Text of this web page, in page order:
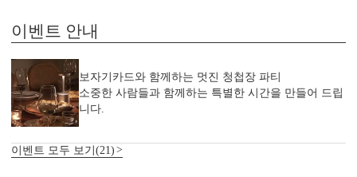
셋이 모이면 10% 추가 할인
이벤트 안내
보자기카드와 함께하는 멋진 청첩장 파티
소중한 사람들과 함께하는 특별한 시간을 만들어 드립
니다.
이벤트 모두 보기(21)